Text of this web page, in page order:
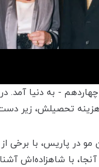
روز تولد لویی چهاردهم
تحصیلش، زیر
مو در پاریس، با
آشنا شد: آندره